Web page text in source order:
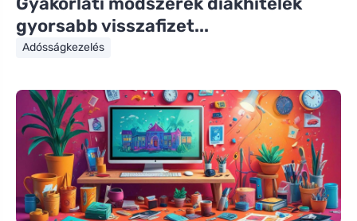
gyorsabb visszafizet...
Adósságkezelés